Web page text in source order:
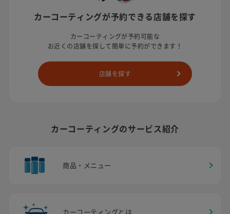
カーコーティングが予約できる店舗を探す
カーコーティングが予約可能な
お近くの店舗を探して簡単に予約ができます！
店舗を探す
カーコーティングのサービス紹介
商品・メニュー
カーコーティングとは